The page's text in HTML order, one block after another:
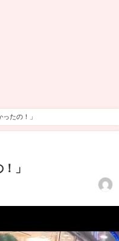
たの！」
」